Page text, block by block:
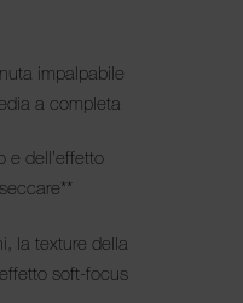
impalpabile
a completa
e dell’effetto
la texture della
soft-focus